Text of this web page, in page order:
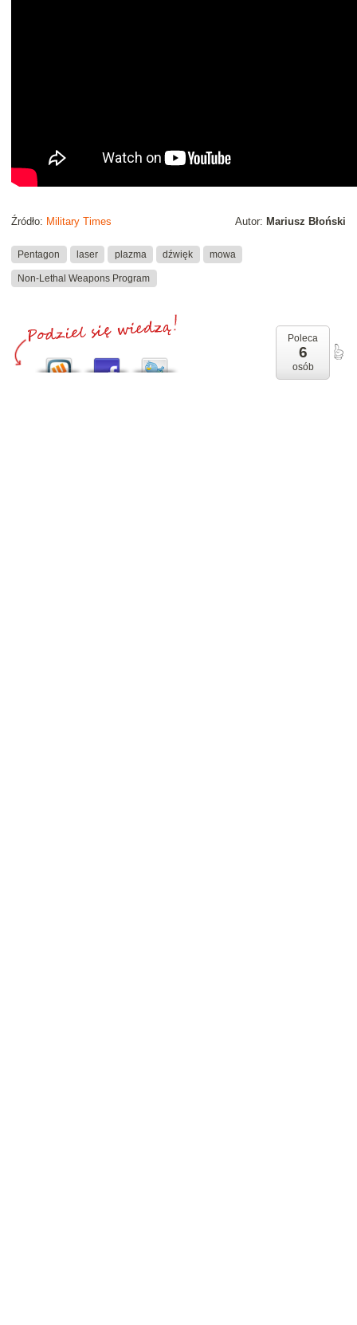
Autor: Mariusz Błoński
Źródło: Military Times
Pentagon laser plazma dźwięk mowa
Non-Lethal Weapons Program
Poleca
6
osób